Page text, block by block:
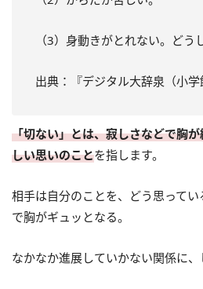
（3）身動きがとれない。どう
出典：『デジタル大辞泉（小学
「切ない」とは、寂しさなどで胸
しい思いのことを指します。
相手は自分のことを、どう思って
で胸がギュッとなる。
なかなか進展していかない関係に、